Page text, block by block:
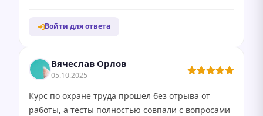
Войти для ответа
Вячеслав Орлов
05.10.2025
Курс по охране труда прошел без отрыва от
работы, а тесты полностью совпали с вопросами